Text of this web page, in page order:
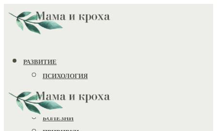
РАЗВИТИЕ
ПСИХОЛОГИЯ
ИГРУШКИ
ЗДОРОВЬЕ
БОЛЕЗНИ